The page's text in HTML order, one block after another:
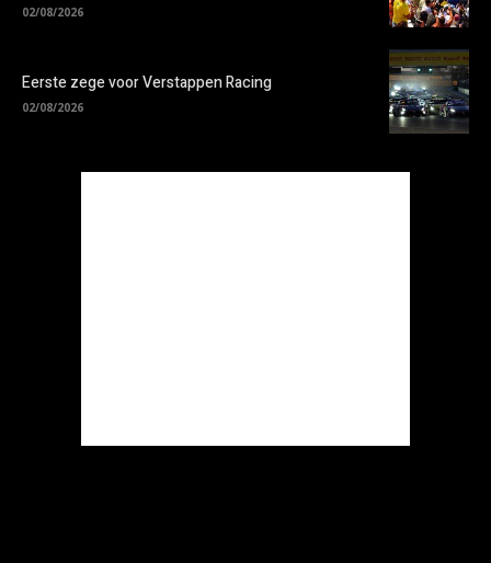
02/08/2026
Eerste zege voor Verstappen Racing
02/08/2026